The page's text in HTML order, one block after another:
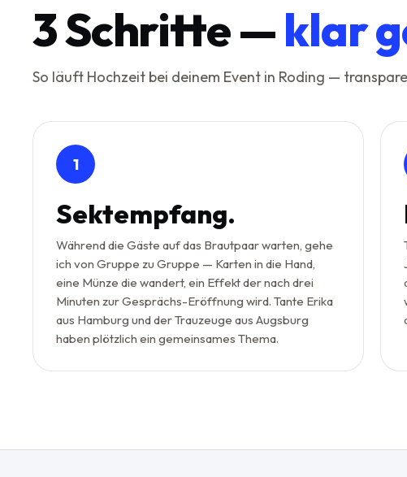
3Schritte —klar
So läuft Hochzeit bei deinem Event in Roding —
1
Sektempfang.
Während die Gäste auf das Brautpaar warten, gehe
ich von Gruppe zu Gruppe — Karten in die Hand,
eine Münze die wandert, ein Effekt der nach drei
Minuten zur Gesprächs-Eröffnung wird. Tante Erika
aus Hamburg und der Trauzeuge aus Augsburg
haben plötzlich ein gemeinsames Thema.